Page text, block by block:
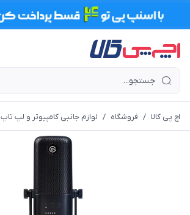
اچ پی کالا / فروشگاه / لوازم جانبی کامپیوتر و لپ تاپ